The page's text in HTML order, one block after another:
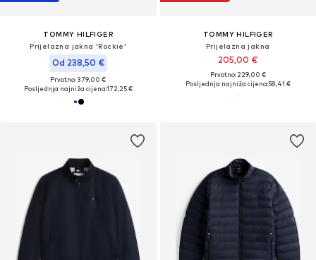
TOMMY HILFIGER
Prijelazna jakna 'Rockie'
Od 238,50 €
Prvotno: 379,00 €
Posljednja najniža cijena:172,25 €
TOMMY HILFIGER
Prijelazna jakna
205,00 €
Prvotno: 229,00 €
Posljednja najniža cijena:58,41 €